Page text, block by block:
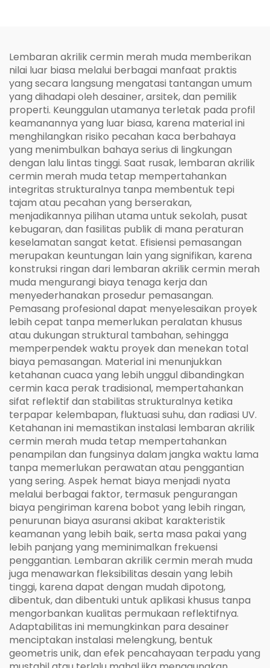
Lembaran akrilik cermin merah muda memberikan
nilai luar biasa melalui berbagai manfaat praktis
yang secara langsung mengatasi tantangan umum
yang dihadapi oleh desainer, arsitek, dan pemilik
properti. Keunggulan utamanya terletak pada profil
keamanannya yang luar biasa, karena material ini
menghilangkan risiko pecahan kaca berbahaya
yang menimbulkan bahaya serius di lingkungan
dengan lalu lintas tinggi. Saat rusak, lembaran akrilik
cermin merah muda tetap mempertahankan
integritas strukturalnya tanpa membentuk tepi
tajam atau pecahan yang berserakan,
menjadikannya pilihan utama untuk sekolah, pusat
kebugaran, dan fasilitas publik di mana peraturan
keselamatan sangat ketat. Efisiensi pemasangan
merupakan keuntungan lain yang signifikan, karena
konstruksi ringan dari lembaran akrilik cermin merah
muda mengurangi biaya tenaga kerja dan
menyederhanakan prosedur pemasangan.
Pemasang profesional dapat menyelesaikan proyek
lebih cepat tanpa memerlukan peralatan khusus
atau dukungan struktural tambahan, sehingga
memperpendek waktu proyek dan menekan total
biaya pemasangan. Material ini menunjukkan
ketahanan cuaca yang lebih unggul dibandingkan
cermin kaca perak tradisional, mempertahankan
sifat reflektif dan stabilitas strukturalnya ketika
terpapar kelembapan, fluktuasi suhu, dan radiasi UV.
Ketahanan ini memastikan instalasi lembaran akrilik
cermin merah muda tetap mempertahankan
penampilan dan fungsinya dalam jangka waktu lama
tanpa memerlukan perawatan atau penggantian
yang sering. Aspek hemat biaya menjadi nyata
melalui berbagai faktor, termasuk pengurangan
biaya pengiriman karena bobot yang lebih ringan,
penurunan biaya asuransi akibat karakteristik
keamanan yang lebih baik, serta masa pakai yang
lebih panjang yang meminimalkan frekuensi
penggantian. Lembaran akrilik cermin merah muda
juga menawarkan fleksibilitas desain yang lebih
tinggi, karena dapat dengan mudah dipotong,
dibentuk, dan dibentuki untuk aplikasi khusus tanpa
mengorbankan kualitas permukaan reflektifnya.
Adaptabilitas ini memungkinkan para desainer
menciptakan instalasi melengkung, bentuk
geometris unik, dan efek pencahayaan terpadu yang